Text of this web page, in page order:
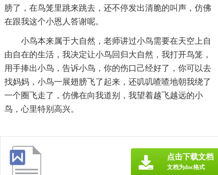
膀了，在鸟笼里跳来跳去，还不停发出清脆的叫声，仿佛
在跟我这个小恩人答谢呢。
小鸟本来属于大自然，老师讲过小鸟需要在天空上自
由自在的生活，我决定让小鸟回归大自然，我打开鸟笼，
用手捧出小鸟，告诉小鸟，你的伤口己经好了，你可以去
找妈妈，小鸟一展翅膀飞了起来，还叽叽喳喳地朝我绕了
一个圈飞走了，仿佛在向我道别，我望着越飞越远的小
鸟，心里特别高兴。
点击下载文档
文档为doc格式